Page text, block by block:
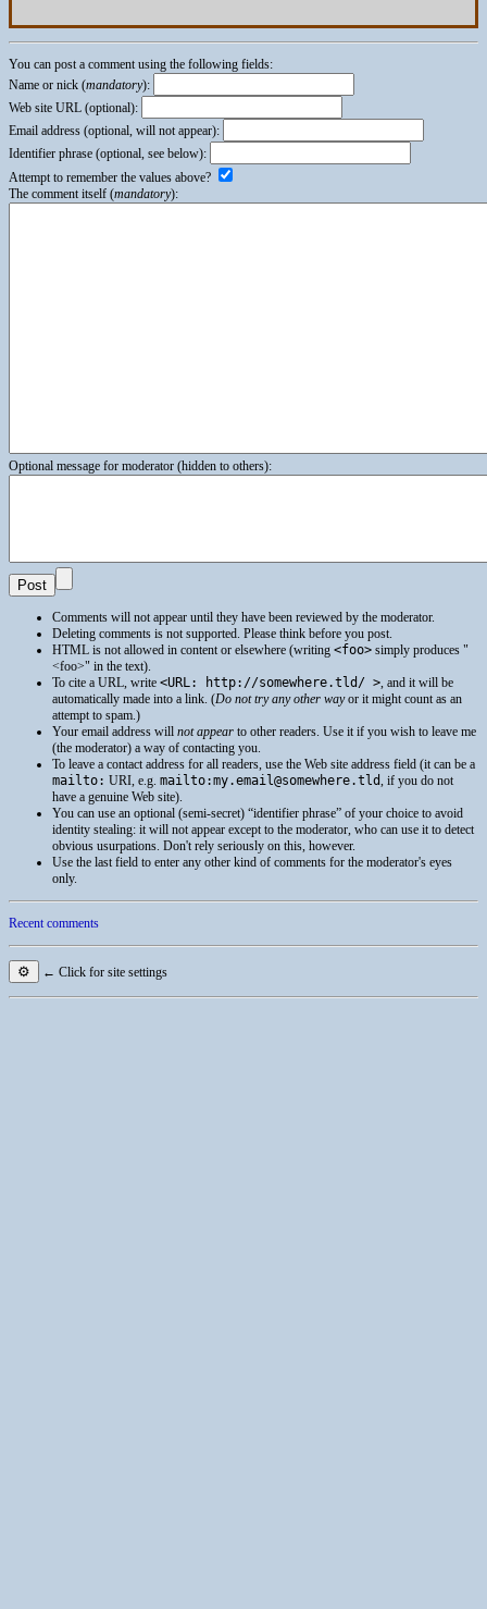
You can post a comment using the following fields:
Name or nick (mandatory):
Web site URL (optional):
Email address (optional, will not appear):
Identifier phrase (optional, see below):
Attempt to remember the values above?
The comment itself (mandatory):
Optional message for moderator (hidden to others):
Comments will not appear until they have been reviewed by the moderator.
Deleting comments is not supported. Please think before you post.
HTML is not allowed in content or elsewhere (writing <foo> simply produces
<foo>
in the text).
To cite a URL, write <URL: http://somewhere.tld/ >, and it will be
automatically made into a link. (Do not try any other wayor it might count as an
attempt to spam.)
Your email address will not appear to other readers. Use it if you wish to leave me
(the moderator) a way of contacting you.
To leave a contact address for all readers, use the Web site address field (it can be a
mailto: URI, e.g. mailto:my.email@somewhere.tld, if you do not
have a genuine Web site).
You can use an optional (semi-secret) “identifier phrase” of your choice to avoid
identity stealing: it will not appear except to the moderator, who can use it to detect
obvious usurpations. Don't rely seriously on this, however.
Use the last field to enter any other kind of comments for the moderator's eyes
only.
Recent comments
⚙ ← Click for site settings